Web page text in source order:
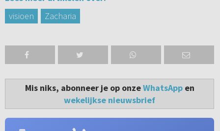
visioen
Zacharia
Mis niks, abonneer je op onzeWhatsAppen
wekelijkse nieuwsbrief